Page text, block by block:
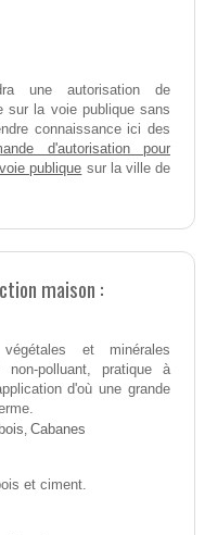
une autorisation de
sur la voie publique sans
connaissance ici des
d'autorisation pour
publique sur la ville de
maison :
et minérales
non-polluant, pratique à
d'où une grande
, Cabanes
et ciment.